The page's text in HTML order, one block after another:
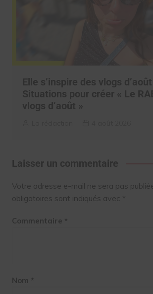
Elle s’inspire des vlogs
Situations pour créer « Le
vlogs d’août »
Laisser un commentaire
Votre adresse e-mail ne sera pas
obligatoires sont indiqués avec *
Commentaire *
Nom *